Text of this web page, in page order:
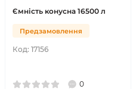
Ємність конусна 16500 л
Код: 17156
Предзамовлення
0